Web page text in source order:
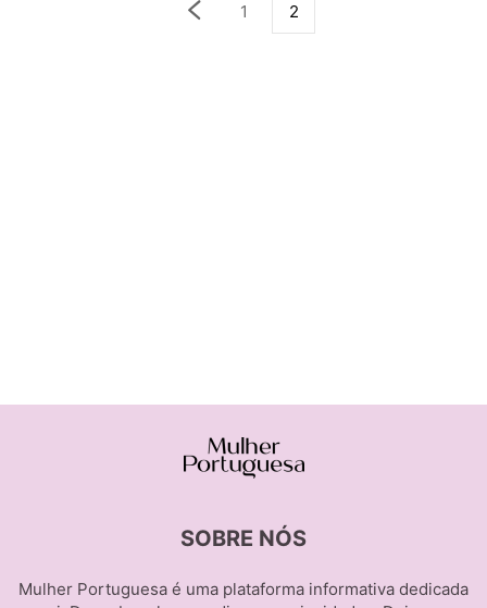
1 2
SOBRE NÓS
Mulher Portuguesa é uma plataforma informativa dedicada